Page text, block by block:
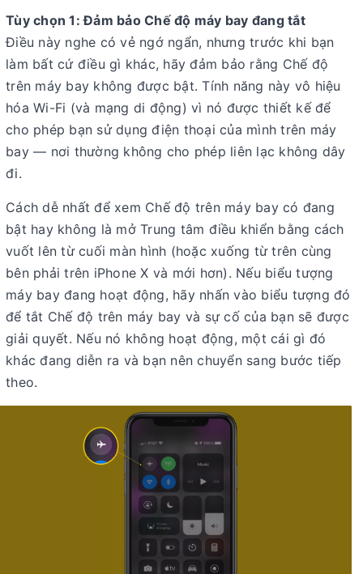
Tùy chọn 1: Đảm bảo Chế độ máy bay đang tắt
Điều này nghe có vẻ ngớ ngẩn, nhưng trước khi bạn
làm bất cứ điều gì khác, hãy đảm bảo rằng Chế độ
trên máy bay không được bật. Tính năng này vô hiệu
hóa Wi-Fi (và mạng di động) vì nó được thiết kế để
cho phép bạn sử dụng điện thoại của mình trên máy
bay — nơi thường không cho phép liên lạc không dây
đi.
Cách dễ nhất để xem Chế độ trên máy bay có đang
bật hay không là mở Trung tâm điều khiển bằng cách
vuốt lên từ cuối màn hình (hoặc xuống từ trên cùng
bên phải trên iPhone X và mới hơn). Nếu biểu tượng
máy bay đang hoạt động, hãy nhấn vào biểu tượng đó
để tắt Chế độ trên máy bay và sự cố của bạn sẽ được
giải quyết. Nếu nó không hoạt động, một cái gì đó
khác đang diễn ra và bạn nên chuyển sang bước tiếp
theo.